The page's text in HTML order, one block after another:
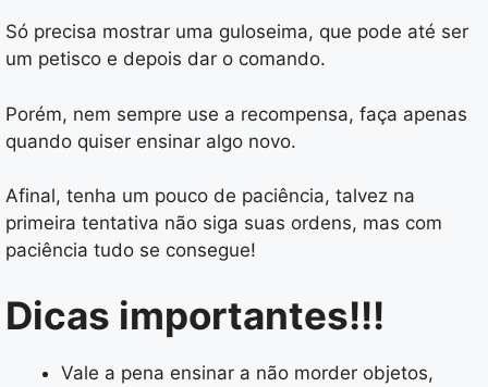
Só precisa mostrar uma guloseima, que pode até ser
um petisco e depois dar o comando.
Porém, nem sempre use a recompensa, faça apenas
quando quiser ensinar algo novo.
Afinal, tenha um pouco de paciência, talvez na
primeira tentativa não siga suas ordens, mas com
paciência tudo se consegue!
Dicas importantes!!!
Vale a pena ensinar a não morder objetos,